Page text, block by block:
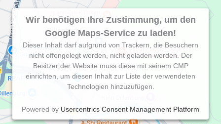
Wir benötigen Ihre Zustimmung, um den
Google Maps-Service zu laden!
Dieser Inhalt darf aufgrund von Trackern, die Besuchern
nicht offengelegt werden, nicht geladen werden. Der
Besitzer der Website muss diese mit seinem CMP
einrichten, um diesen Inhalt zur Liste der verwendeten
Technologien hinzuzufügen.
Powered by Usercentrics Consent Management Platform